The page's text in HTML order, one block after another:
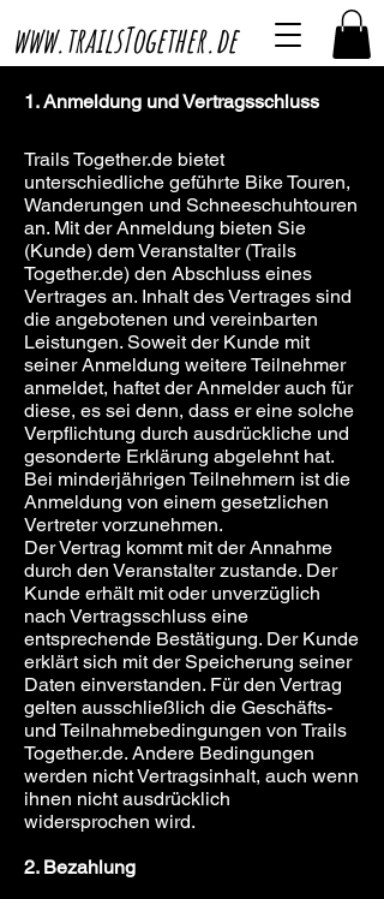
www.trailsTogether.de
1. Anmeldung und Vertragsschluss
Trails Together.de bietet
unterschiedliche geführte Bike Touren,
Wanderungen und Schneeschuhtouren
an. Mit der Anmeldung bieten Sie
(Kunde) dem Veranstalter (Trails
Together.de) den Abschluss eines
Vertrages an. Inhalt des Vertrages sind
die angebotenen und vereinbarten
Leistungen. Soweit der Kunde mit
seiner Anmeldung weitere Teilnehmer
anmeldet, haftet der Anmelder auch für
diese, es sei denn, dass er eine solche
Verpflichtung durch ausdrückliche und
gesonderte Erklärung abgelehnt hat.
Bei minderjährigen Teilnehmern ist die
Anmeldung von einem gesetzlichen
Vertreter vorzunehmen.
Der Vertrag kommt mit der Annahme
durch den Veranstalter zustande. Der
Kunde erhält mit oder unverzüglich
nach Vertragsschluss eine
entsprechende Bestätigung. Der Kunde
erklärt sich mit der Speicherung seiner
Daten einverstanden. Für den Vertrag
gelten ausschließlich die Geschäfts-
und Teilnahmebedingungen von Trails
Together.de. Andere Bedingungen
werden nicht Vertragsinhalt, auch wenn
ihnen nicht ausdrücklich
widersprochen wird.
2. Bezahlung